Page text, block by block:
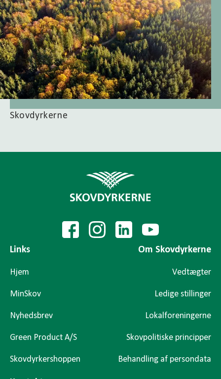
Skovdyrkerne
Links
Hjem
MinSkov
Nyhedsbrev
Green Product A/S
Skovdyrkershoppen
Om Skovdyrkerne
Vedtægter
Ledige stillinger
Lokalforeningerne
Skovpolitiske principper
Behandling af persondata